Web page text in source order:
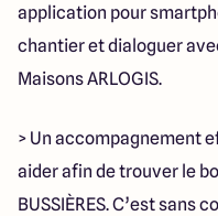
application pour
chantier et dialoguer
Maisons ARLOGIS.
> Un accompagnement
aider afin de trouver le
BUSSIÈRES. C’est sans